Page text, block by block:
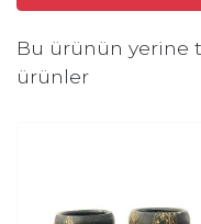
Bu ürünün yerine
ürünler